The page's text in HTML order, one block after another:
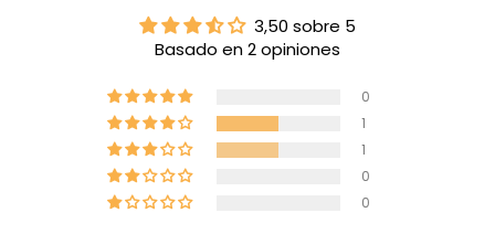
3,50 sobre 5
Basado en 2 opiniones
0
1
1
0
0